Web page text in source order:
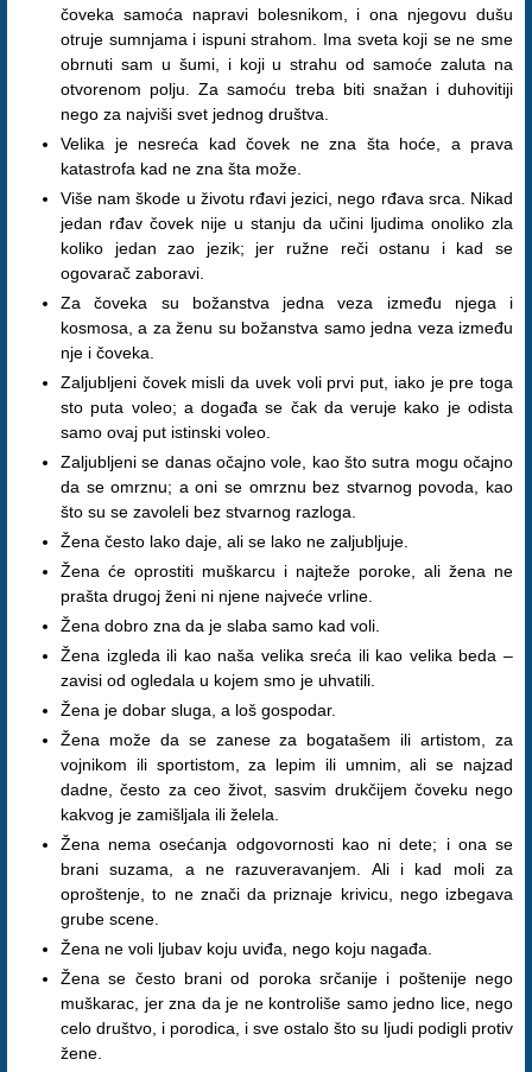
čoveka samoća napravi bolesnikom, i ona njegovu dušu
otruje sumnjama i ispuni strahom. Ima sveta koji se ne sme
obrnuti sam u šumi, i koji u strahu od samoće zaluta na
otvorenom polju. Za samoću treba biti snažan i duhovitiji
nego za najviši svet jednog društva.
Velika je nesreća kad čovek ne zna šta hoće, a prava
katastrofa kad ne zna šta može.
Više nam škode u životu rđavi jezici, nego rđava srca. Nikad
jedan rđav čovek nije u stanju da učini ljudima onoliko zla
koliko jedan zao jezik; jer ružne reči ostanu i kad se
ogovarač zaboravi.
Za čoveka su božanstva jedna veza između njega i
kosmosa, a za ženu su božanstva samo jedna veza između
nje i čoveka.
Zaljubljeni čovek misli da uvek voli prvi put, iako je pre toga
sto puta voleo; a događa se čak da veruje kako je odista
samo ovaj put istinski voleo.
Zaljubljeni se danas očajno vole, kao što sutra mogu očajno
da se omrznu; a oni se omrznu bez stvarnog povoda, kao
što su se zavoleli bez stvarnog razloga.
Žena često lako daje, ali se lako ne zaljubljuje.
Žena će oprostiti muškarcu i najteže poroke, ali žena ne
prašta drugoj ženi ni njene najveće vrline.
Žena dobro zna da je slaba samo kad voli.
Žena izgleda ili kao naša velika sreća ili kao velika beda –
zavisi od ogledala u kojem smo je uhvatili.
Žena je dobar sluga, a loš gospodar.
Žena može da se zanese za bogatašem ili artistom, za
vojnikom ili sportistom, za lepim ili umnim, ali se najzad
dadne, često za ceo život, sasvim drukčijem čoveku nego
kakvog je zamišljala ili želela.
Žena nema osećanja odgovornosti kao ni dete; i ona se
brani suzama, a ne razuveravanjem. Ali i kad moli za
oproštenje, to ne znači da priznaje krivicu, nego izbegava
grube scene.
Žena ne voli ljubav koju uviđa, nego koju nagađa.
Žena se često brani od poroka srčanije i poštenije nego
muškarac, jer zna da je ne kontroliše samo jedno lice, nego
celo društvo, i porodica, i sve ostalo što su ljudi podigli protiv
žene.